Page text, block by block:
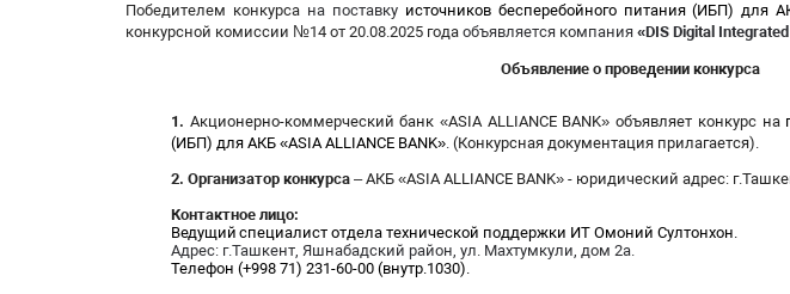
Победителем конкурса на поставку источников бесперебойного питания (ИБП) для
конкурсной комиссии №14 от 20.08.2025 года объявляется компания «DIS Digital
Объявление о проведении конкурса
1. Акционерно-коммерческий банк «ASIA ALLIANCE BANK» объявляет конкурс на
(ИБП) для АКБ «ASIA ALLIANCE BANK». (Конкурсная документация прилагается).
2. Организатор конкурса– АКБ «ASIA ALLIANCE BANK» - юридический адрес:
Контактное лицо:
Ведущий специалист отдела технической поддержки ИТ Омоний Султонхон.
Адрес: г.Ташкент, Яшнабадский район, ул. Махтумкули, дом 2а.
Телефон (+998 71) 231-60-00 (внутр.1030).